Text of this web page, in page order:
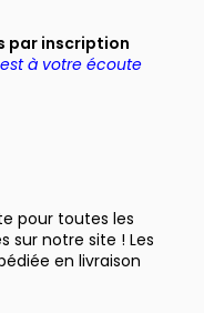
par inscription
à votre écoute
pour toutes les
sur notre site ! Les
en livraison